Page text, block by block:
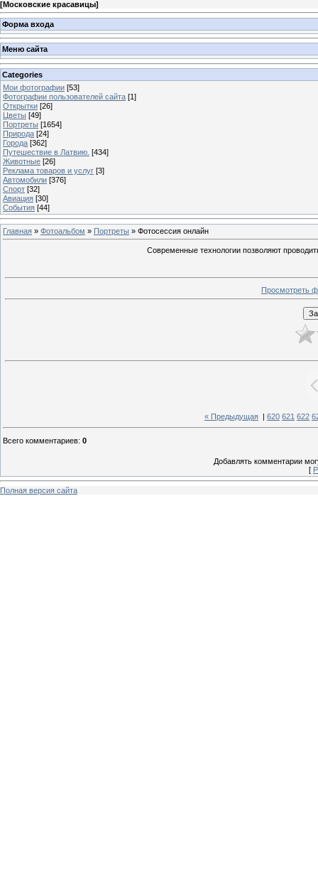
[Московские красавицы]
Форма входа
Меню сайта
Categories
Мои фотографии [53]
Фотографии пользователей сайта [1]
Открытки [26]
Цветы [49]
Портреты [1654]
Природа [24]
Города [362]
Путешествие в Латвию. [434]
Животные [26]
Реклама товаров и услуг [3]
Автомобили [376]
Спорт [32]
Авиация [30]
События [44]
Главная » Фотоальбом » Портреты » Фотосессия онлайн
Современные технологии позволяют
Просмотреть
« Предыдущая 620 621 622
Всего комментариев: 0
Добавлять комментарии
[
Полная версия сайта